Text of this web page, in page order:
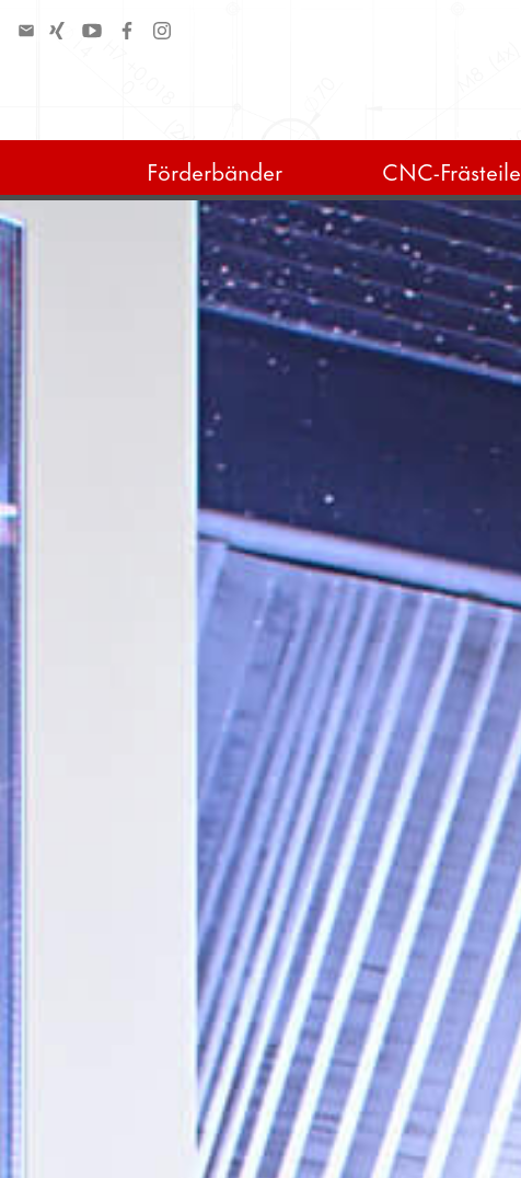
Förderbänder CNC-Frästeile